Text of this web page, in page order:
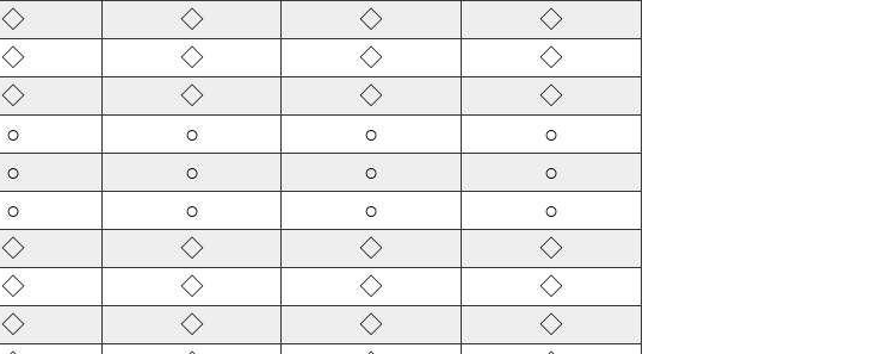
◇ ◇ ◇ ◇
◇ ◇ ◇ ◇
◇ ◇ ◇ ◇
○ ○ ○ ○
○ ○ ○ ○
○ ○ ○ ○
◇ ◇ ◇ ◇
◇ ◇ ◇ ◇
◇ ◇ ◇
◇